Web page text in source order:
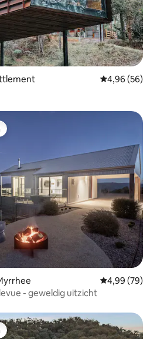
Gemiddelde
4,96 (56)
Gemiddelde
4,99 (79)
- geweldig uitzicht